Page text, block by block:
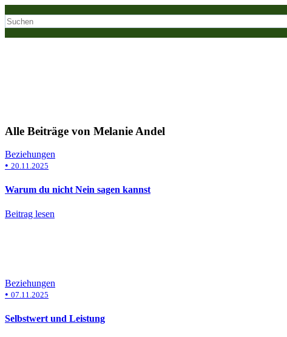
Alle Beiträge von Melanie Andel
Beziehungen
• 20.11.2025
Warum du nicht Nein sagen kannst
Beitrag lesen
Beziehungen
• 07.11.2025
Selbstwert und Leistung